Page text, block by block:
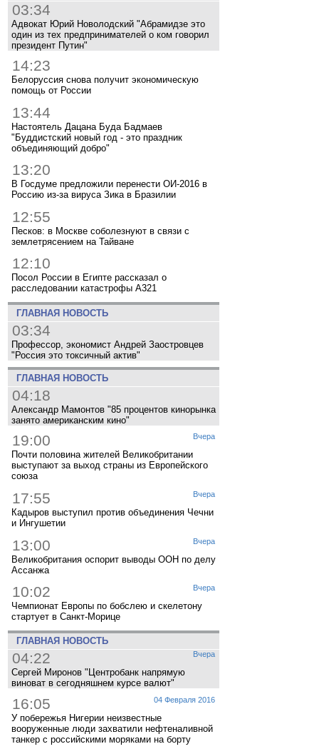
03:34
Адвокат Юрий Новолодский "Абрамидзе это
один из тех предпринимателей о ком говорил
президент Путин"
14:23
Белоруссия снова получит экономическую
помощь от России
13:44
Настоятель Дацана Буда Бадмаев
"Буддистский новый год - это праздник
объединяющий добро"
13:20
В Госдуме предложили перенести ОИ-2016 в
Россию из-за вируса Зика в Бразилии
12:55
Песков: в Москве соболезнуют в связи с
землетрясением на Тайване
12:10
Посол России в Египте рассказал о
расследовании катастрофы A321
ГЛАВНАЯ НОВОСТЬ
03:34
Профессор, экономист Андрей Заостровцев
"Россия это токсичный актив"
ГЛАВНАЯ НОВОСТЬ
04:18
Александр Мамонтов "85 процентов кинорынка
занято американским кино"
Вчера
19:00
Почти половина жителей Великобритании
выступают за выход страны из Европейского
союза
Вчера
17:55
Кадыров выступил против объединения Чечни
и Ингушетии
Вчера
13:00
Великобритания оспорит выводы ООН по делу
Ассанжа
Вчера
10:02
Чемпионат Европы по бобслею и скелетону
стартует в Санкт-Морице
ГЛАВНАЯ НОВОСТЬ
Вчера
04:22
Сергей Миронов "Центробанк напрямую
виноват в сегодняшнем курсе валют"
04 Февраля 2016
16:05
У побережья Нигерии неизвестные
вооруженные люди захватили нефтеналивной
танкер с российскими моряками на борту